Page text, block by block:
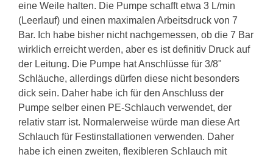
eine Weile halten. Die Pumpe schafft etwa 3 L/min
(Leerlauf) und einen maximalen Arbeitsdruck von 7
Bar. Ich habe bisher nicht nachgemessen, ob die 7 Bar
wirklich erreicht werden, aber es ist definitiv Druck auf
der Leitung. Die Pumpe hat Anschlüsse für 3/8"
Schläuche, allerdings dürfen diese nicht besonders
dick sein. Daher habe ich für den Anschluss der
Pumpe selber einen PE-Schlauch verwendet, der
relativ starr ist. Normalerweise würde man diese Art
Schlauch für Festinstallationen verwenden. Daher
habe ich einen zweiten, flexibleren Schlauch mit